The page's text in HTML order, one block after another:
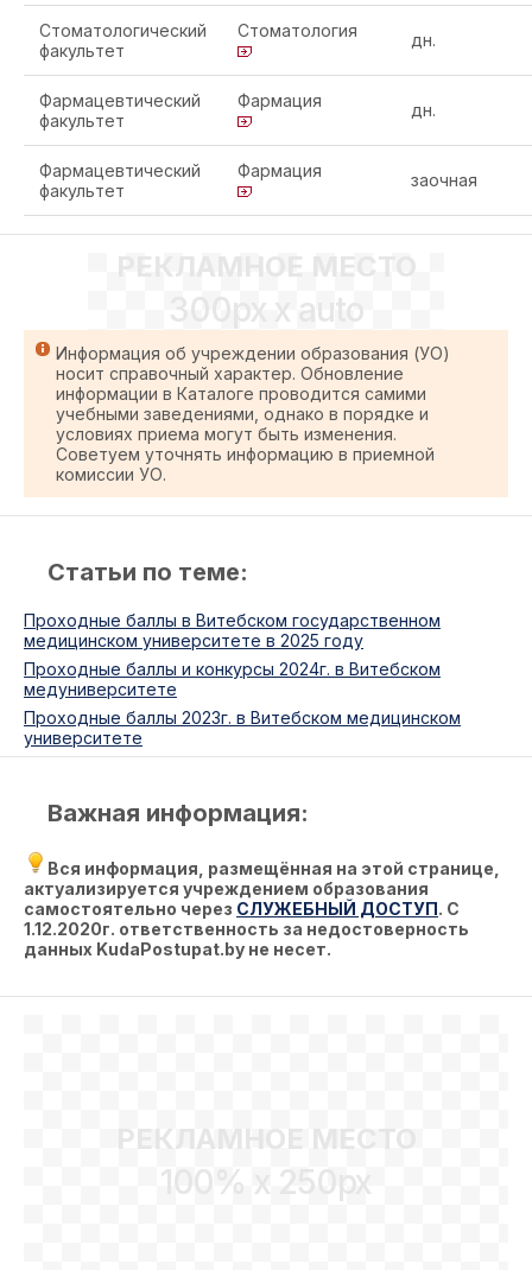
Стоматологический
факультет
Стоматология дн.
Фармацевтический
факультет
Фармация дн.
Фармацевтический
факультет
Фармация заочная
РЕКЛАМНОЕ МЕСТО
300px x auto
Информация об учреждении образования (УО)
носит справочный характер. Обновление
информации в Каталоге проводится самими
учебными заведениями, однако в порядке и
условиях приема могут быть изменения.
Советуем уточнять информацию в приемной
комиссии УО.
Статьи по теме:
Проходные баллы в Витебском государственном
медицинском университете в 2025 году
Проходные баллы и конкурсы 2024г. в Витебском
медуниверситете
Проходные баллы 2023г. в Витебском медицинском
университете
Важная информация:
Вся информация, размещённая на этой странице,
актуализируется учреждением образования
самостоятельно через СЛУЖЕБНЫЙ ДОСТУП. С
1.12.2020г. ответственность за недостоверность
данных KudaPostupat.by не несет.
РЕКЛАМНОЕ МЕСТО
100% x 250px